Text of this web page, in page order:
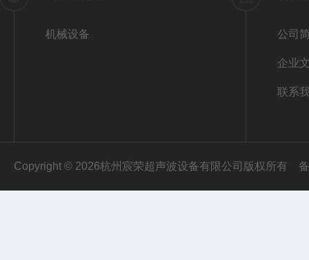
机械设备 公司
企业
联系
Copyright © 2026杭州宸荣超声波设备有限公司版权所有